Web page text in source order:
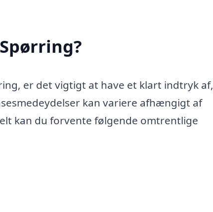
er det vigtigt at have et klart indtryk af,
kan variere afhængigt af
kan du forvente følgende omtrentlige